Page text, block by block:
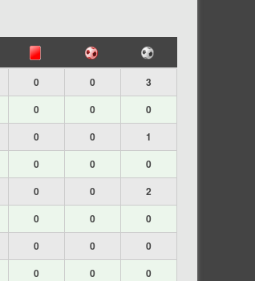
0 0
3
0 0
0
0 0
1
0 0
0
0 0
2
0 0
0
0 0
0
0 0 0